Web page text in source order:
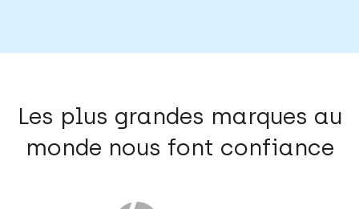
Les plus grandes marques au
monde nous font confiance